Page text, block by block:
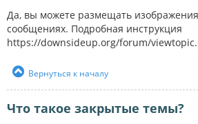
Да, вы можете размещать
сообщениях. Подробная инструкция
https://downsideup.org/forum/
Вернуться к началу
Что такое закрытые темы?